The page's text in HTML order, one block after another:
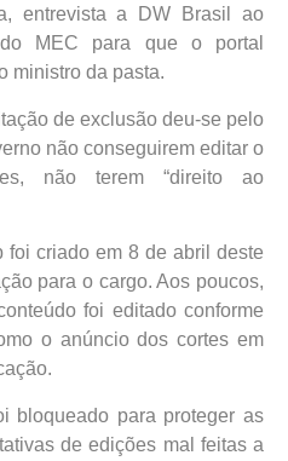
entrevista a DW Brasil ao
MEC para que o portal
ministro da pasta.
de exclusão deu-se pelo
não conseguirem editar o
não terem “direito ao
foi criado em 8 de abril deste
para o cargo. Aos poucos,
foi editado conforme
o anúncio dos cortes em
bloqueado para proteger as
de edições mal feitas a